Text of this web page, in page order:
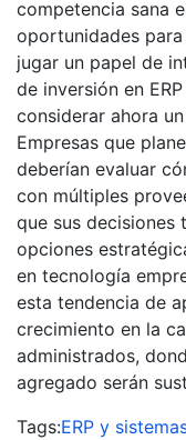
competencia sana
oportunidades
jugar un papel de
de inversión en
considerar ahora
Empresas que
deberían evaluar
con múltiples
que sus decisiones
opciones
en tecnología
esta tendencia de
crecimiento en la
administrados,
agregado serán
Tags:ERP y